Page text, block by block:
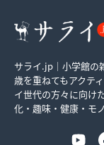
サライ.jp｜小学館の
歳を重ねてもアクテ
イ世代の方々に向け
化・趣味・健康・モ